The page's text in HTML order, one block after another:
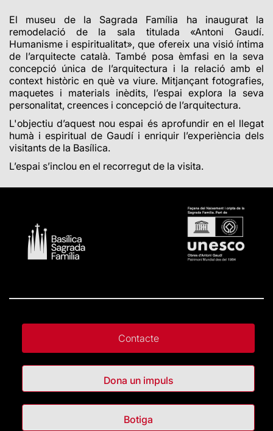
El museu de la Sagrada Família ha inaugurat la
remodelació de la sala titulada «Antoni Gaudí.
Humanisme i espiritualitat», que ofereix una visió íntima
de l’arquitecte català. També posa èmfasi en la seva
concepció única de l’arquitectura i la relació amb el
context històric en què va viure. Mitjançant fotografies,
maquetes i materials inèdits, l’espai explora la seva
personalitat, creences i concepció de l’arquitectura.
L'objectiu d’aquest nou espai és aprofundir en el llegat
humà i espiritual de Gaudí i enriquir l’experiència dels
visitants de la Basílica.
L’espai s’inclou en el recorregut de la visita.
Contacte
Dona un impuls
Botiga